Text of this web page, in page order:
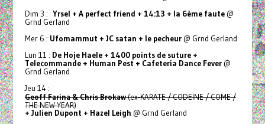
Dim 3 : Yrsel + A perfect friend + 14:13 + la 6ème faute@
Grnd Gerland
Mer 6 : Ufomammut + JC satan + le pecheur@ Grnd Gerland
Lun 11 : De Hoje Haele + 1400 points de suture +
Telecommande + Human Pest + Cafeteria Dance Fever@
Grnd Gerland
Jeu 14 :
Geoff Farina & Chris Brokaw(ex-KARATE / CODEINE / COME /
THE NEW YEAR)
+ Julien Dupont + Hazel Leigh @ Grnd Gerland